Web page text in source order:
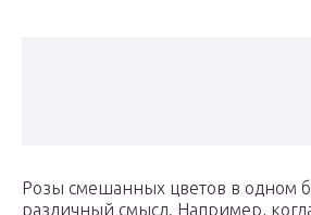
Розы смешанных цветов в одном
различный смысл. Например,